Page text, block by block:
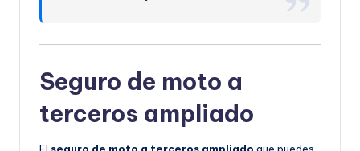
Seguro de moto a
terceros ampliado
El seguro de moto a terceros ampliado que puedes